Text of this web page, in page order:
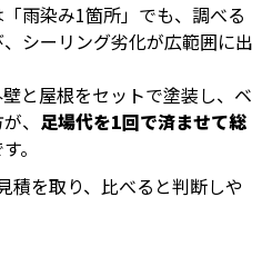
雨染み1箇所」でも、調べる
シーリング劣化が広範囲に出
と屋根をセットで塗装し、ベ
、 足場代を1回で済ませて総
。
積を取り、比べると判断しや